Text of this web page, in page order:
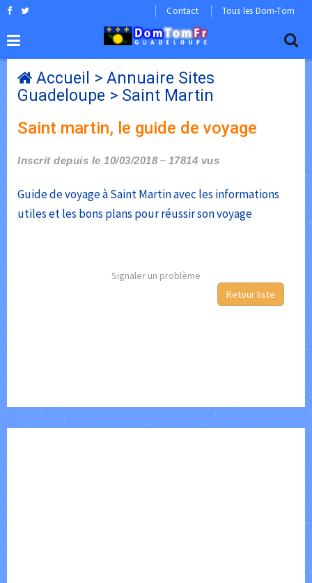
Contact Tous les Dom-Tom
Accueil > Annuaire Sites
Guadeloupe > Saint Martin
Saint martin, le guide de voyage
Inscrit depuis le 10/03/2018 17814 vus
Guide de voyage à Saint Martin avec les informations
utiles et les bons plans pour réussir son voyage
Signaler un problème
Retour liste